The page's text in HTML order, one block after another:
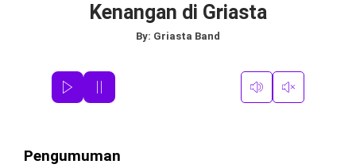
Kenangan di Griasta
By: Griasta Band
Pengumuman